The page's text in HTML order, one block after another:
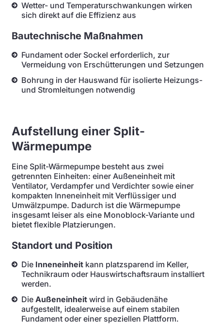
Wetter- und Temperaturschwankungen wirken
sich direkt auf die Effizienz aus
Bautechnische Maßnahmen
Fundament oder Sockel erforderlich, zur
Vermeidung von Erschütterungen und Setzungen
Bohrung in der Hauswand für isolierte Heizungs-
und Stromleitungen notwendig
Aufstellung einer Split-
Wärmepumpe
Eine Split-Wärmepumpe besteht aus zwei
getrennten Einheiten: einer Außeneinheit mit
Ventilator, Verdampfer und Verdichter sowie einer
kompakten Inneneinheit mit Verflüssiger und
Umwälzpumpe. Dadurch ist die Wärmepumpe
insgesamt leiser als eine Monoblock-Variante und
bietet flexible Platzierungen.
Standort und Position
Die Inneneinheit kann platzsparend im Keller,
Technikraum oder Hauswirtschaftsraum installiert
werden.
Die Außeneinheit wird in Gebäudenähe
aufgestellt, idealerweise auf einem stabilen
Fundament oder einer speziellen Plattform.